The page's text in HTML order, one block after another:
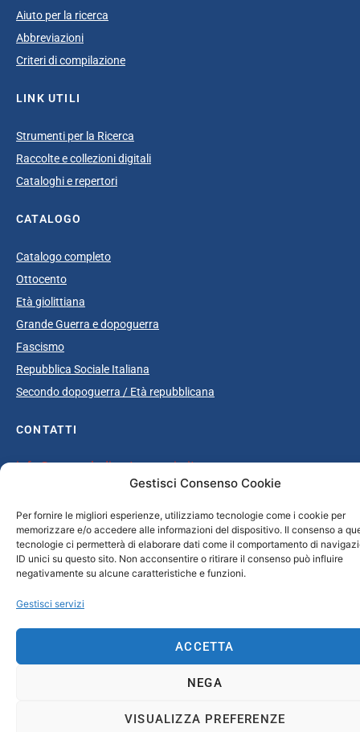
Gestisci Consenso Cookie
Per fornire le migliori esperienze, utilizziamo tecnologie come i cookie per
memorizzare e/o accedere alle informazioni del dispositivo. Il consenso a
tecnologie ci permetterà di elaborare dati come il comportamento di
ID unici su questo sito. Non acconsentire o ritirare il consenso può influire
negativamente su alcune caratteristiche e funzioni.
Gestisci servizi
ACCETTA
NEGA
VISUALIZZA PREFERENZE
Aiuto per la ricerca
Abbreviazioni
Criteri di compilazione
LINK UTILI
Strumenti per la Ricerca
Raccolte e collezioni digitali
Cataloghi e repertori
CATALOGO
Catalogo completo
Ottocento
Età giolittiana
Grande Guerra e dopoguerra
Fascismo
Repubblica Sociale Italiana
Secondo dopoguerra / Età repubblicana
CONTATTI
info@unsecolodicartavenezia.it
Copyright © 2025 Un secolo di carta Venezia / Iveser Venezia|Privacy
Policy
Cookie Policy ELAN42 Web + Comunicazione